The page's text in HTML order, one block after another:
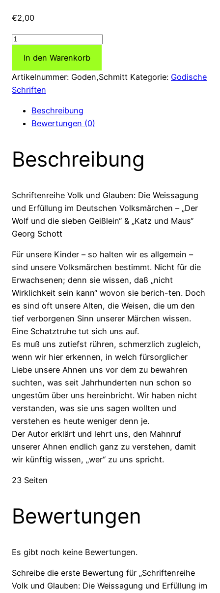
€2,00
Schriftenreihe
und
Glauben:
Die
und
Erfüllung
Deutschen
Volksmärchen
"Der
Wolf
und
die
Geißlein"
&
"Katz
und
Maus"
Menge
In den Warenkorb
Artikelnummer: Goden,Schmitt Kategorie: Godische
Schriften
Beschreibung
Bewertungen (0)
Beschreibung
Schriftenreihe Volk und Glauben: Die Weissagung
und Erfüllung im Deutschen Volksmärchen – „Der
Wolf und die sieben Geißlein“ & „Katz und Maus“
Georg Schott
Für unsere Kinder – so halten wir es allgemein –
sind unsere Volksmärchen bestimmt. Nicht für die
Erwachsenen; denn sie wissen, daß „nicht
Wirklichkeit sein kann“ wovon sie berich-ten. Doch
es sind oft unsere Alten, die Weisen, die um den
tief verborgenen Sinn unserer Märchen wissen.
Eine Schatztruhe tut sich uns auf.
Es muß uns zutiefst rühren, schmerzlich zugleich,
wenn wir hier erkennen, in welch fürsorglicher
Liebe unsere Ahnen uns vor dem zu bewahren
suchten, was seit Jahrhunderten nun schon so
ungestüm über uns hereinbricht. Wir haben nicht
verstanden, was sie uns sagen wollten und
verstehen es heute weniger denn je.
Der Autor erklärt und lehrt uns, den Mahnruf
unserer Ahnen endlich ganz zu verstehen, damit
wir künftig wissen, „wer“ zu uns spricht.
23 Seiten
Bewertungen
Es gibt noch keine Bewertungen.
Schreibe die erste Bewertung für „Schriftenreihe
Volk und Glauben: Die Weissagung und Erfüllung im